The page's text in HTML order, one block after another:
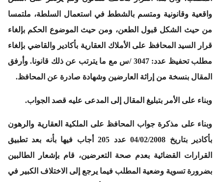
واقعية وقانونية ومتسم بالشطط في استعمال السلطة، ملتمسا
من حيث الشكل قبول الطعن، ومن حيث الموضوع الحكم بإلغاء
قرار السيد المحافظ على الأملاك العقارية بأكادير والقاضي بإلغاء
مطلب تحفيظ عدد: 3047 /س مع ما يترتب عن ذلك قانونا. وأرفق
المقال بنسخة من إراثة العارضين وشهادة صادرة عن المحافظ.
وبناء على الأمر بتبليغ المقال إلى المدعى عليه قصد الجواب.
وبناء على مذكرة جواب المحافظ على الملكية العقارية والرهون
بأكادير بتاريخ 04/02/2008 عدد 205 أجاب فيها بأنه بعد تطبيق
القرارات القضائية بعدم صحة التعرضين، قام بإشعار الطالبين
بضرورة تسوية وضعية المطلب فيما يرجع إلى الاختلاف الكبير في